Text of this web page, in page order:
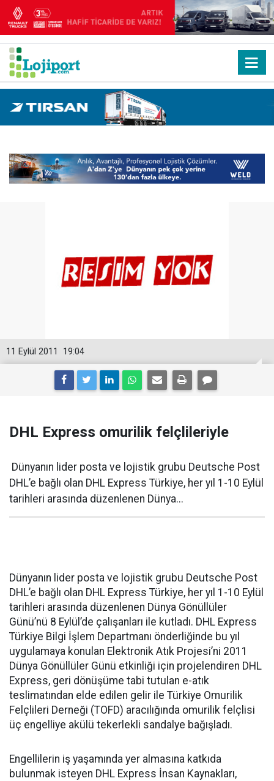
19:04
11 Eylül 2011
DHL Express omurilik felçlileriyle
Dünyanın lider posta ve lojistik grubu Deutsche Post
DHL’e bağlı olan DHL Express Türkiye, her yıl 1-10 Eylül
tarihleri arasında düzenlenen Dünya...
Dünyanın lider posta ve lojistik grubu Deutsche Post
DHL’e bağlı olan DHL Express Türkiye, her yıl 1-10 Eylül
tarihleri arasında düzenlenen Dünya Gönüllüler
Günü’nü 8 Eylül’de çalışanları ile kutladı. DHL Express
Türkiye Bilgi İşlem Departmanı önderliğinde bu yıl
uygulamaya konulan Elektronik Atık Projesi’ni 2011
Dünya Gönüllüler Günü etkinliği için projelendiren DHL
Express, geri dönüşüme tabi tutulan e-atık
teslimatından elde edilen gelir ile Türkiye Omurilik
Felçlileri Derneği (TOFD) aracılığında omurilik felçlisi
üç engelliye akülü tekerlekli sandalye bağışladı.
Engellilerin iş yaşamında yer almasına katkıda
bulunmak isteyen DHL Express İnsan Kaynakları,